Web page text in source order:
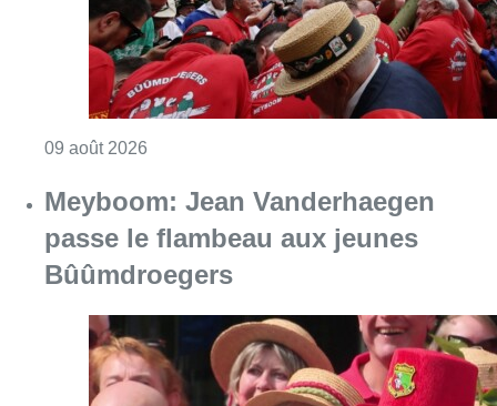
09 août 2026
Meyboom: Jean Vanderhaegen
passe le flambeau aux jeunes
Bûûmdroegers